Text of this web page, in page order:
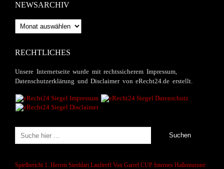
NEWSARCHIV
Newsarchiv
RECHTLICHES
Unsere Internetseite wurde mit rechtssicherem Impressum,
Datenschutzerklärung und Disclaimer von eRecht24.de erstellt.
Spielbericht 1. Herren Steeldart Lauftreff Von Garrel CUP Internes Hallenturnier